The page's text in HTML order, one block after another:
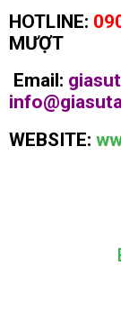
HOTLINE:
MƯỢT
Email:
WEBSITE: